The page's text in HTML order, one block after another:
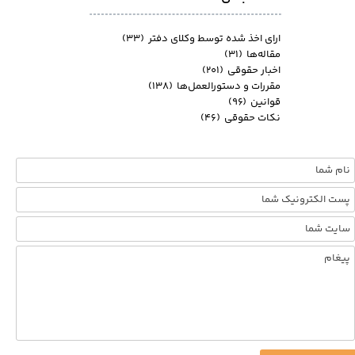
ارای اخذ شده توسط وکلای دفتر (۳۳)
مقاله‌ها (۳۱)
اخبار حقوقی (۲۰۱)
مقررات و دستورالعمل‌ها (۱۳۸)
قوانین (۹۶)
نکات حقوقی (۴۶)